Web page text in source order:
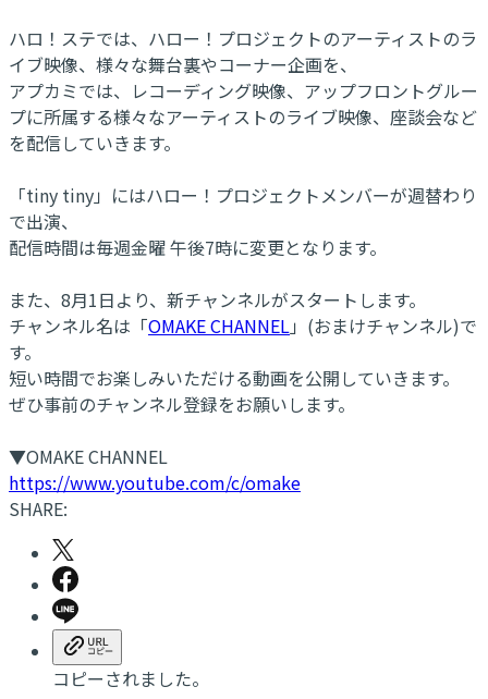
ハロ！ステでは、ハロー！プロジェクトのアーティストのラ
イブ映像、様々な舞台裏やコーナー企画を、
アプカミでは、レコーディング映像、アップフロントグルー
プに所属する様々なアーティストのライブ映像、座談会など
を配信していきます。
「tiny tiny」にはハロー！プロジェクトメンバーが週替わり
で出演、
配信時間は毎週金曜 午後7時に変更となります。
また、8月1日より、新チャンネルがスタートします。
チャンネル名は「OMAKE CHANNEL」(おまけチャンネル)で
す。
短い時間でお楽しみいただける動画を公開していきます。
ぜひ事前のチャンネル登録をお願いします。
▼OMAKE CHANNEL
https://www.youtube.com/c/omake
SHARE:
コピーされました。